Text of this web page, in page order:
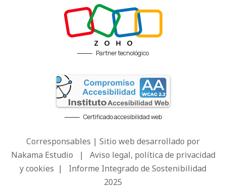
Partner tecnológico
Certificado accesibilidad web
Corresponsables | Sitio web desarrollado por
Nakama Estudio | Aviso legal, política de privacidad
y cookies | Informe Integrado de Sostenibilidad
2025